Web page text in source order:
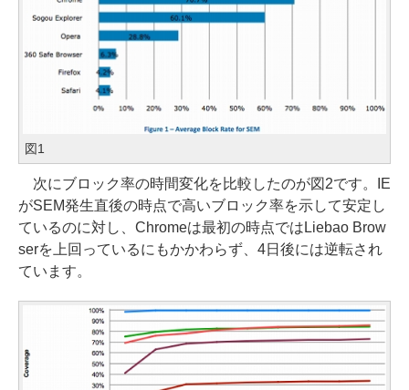
図1
次にブロック率の時間変化を比較したのが図2です。IE
がSEM発生直後の時点で高いブロック率を示して安定し
ているのに対し、Chromeは最初の時点ではLiebao Brow
serを上回っているにもかかわらず、4日後には逆転され
ています。